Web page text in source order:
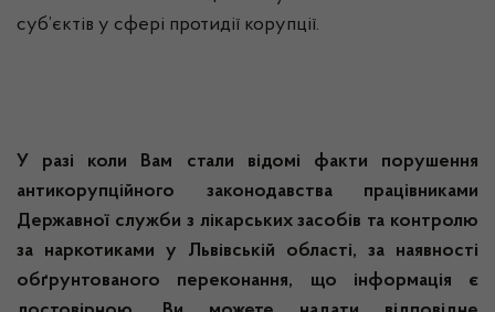
суб’єктів у сфері протидії корупції.
У разі коли Вам стали відомі факти порушення
антикорупційного законодавства працівниками
Державної служби з лікарських засобів та контролю
за наркотиками у Львівській області, за наявності
обґрунтованого переконання, що інформація є